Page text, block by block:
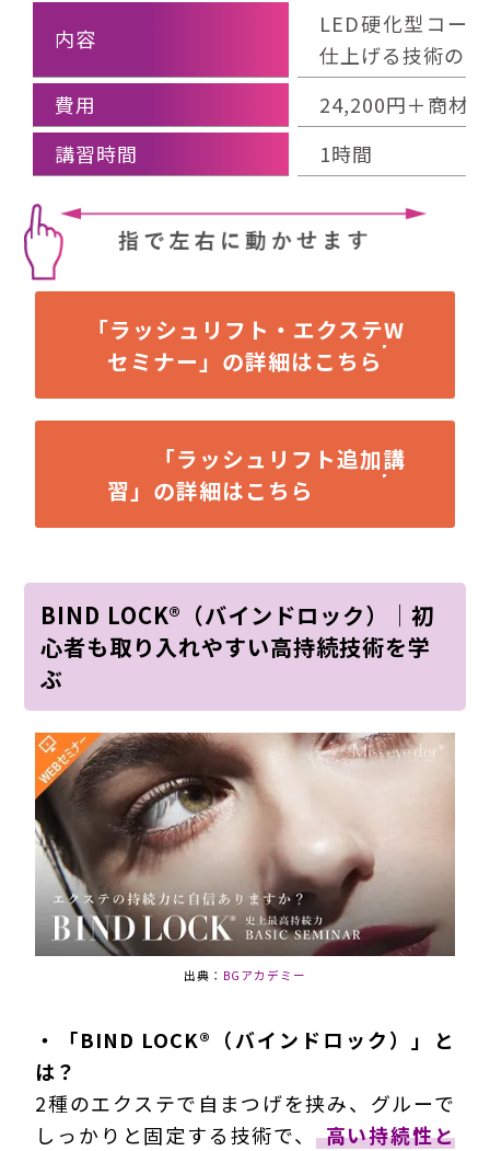
内容
LED硬化型コー
仕上げる技術の
費用
24,200円＋商材
講習時間
1時間
「ラッシュリフト・エクステW
セミナー」の詳細はこちら
「ラッシュリフト追加講
習」の詳細はこちら
BIND LOCK®（バインドロック）│初
心者も取り入れやすい高持続技術を学
ぶ
出典： BGアカデミー
・「BIND LOCK®（バインドロック）」と
は？
2種のエクステで自まつげを挟み、グルーで
しっかりと固定する技術で、
高い持続性と